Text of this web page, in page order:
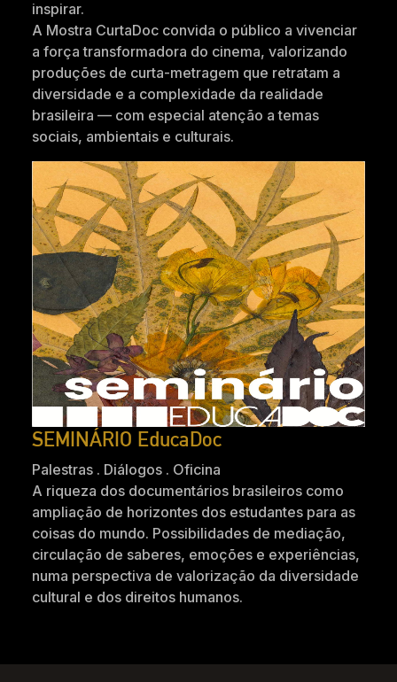
inspirar.
A Mostra CurtaDoc convida o público a vivenciar
a força transformadora do cinema, valorizando
produções de curta-metragem que retratam a
diversidade e a complexidade da realidade
brasileira — com especial atenção a temas
sociais, ambientais e culturais.
SEMINÁRIO EducaDoc
Palestras . Diálogos . Oficina
A riqueza dos documentários brasileiros como
ampliação de horizontes dos estudantes para as
coisas do mundo. Possibilidades de mediação,
circulação de saberes, emoções e experiências,
numa perspectiva de valorização da diversidade
cultural e dos direitos humanos.